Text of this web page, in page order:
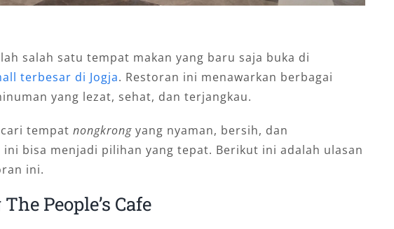
salah satu tempat makan yang baru saja buka di
terbesar di Jogja. Restoran ini menawarkan berbagai
yang lezat, sehat, dan terjangkau.
tempat nongkrongyang nyaman, bersih, dan
ini bisa menjadi pilihan yang tepat. Berikut ini adalah ulasan
ini.
People’s Cafe